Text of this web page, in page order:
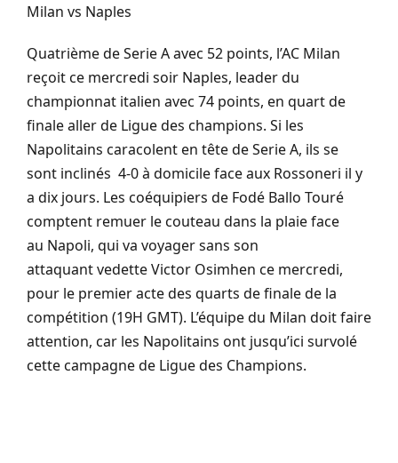
Milan vs Naples
Quatrième deSerieA avec 52 points, l’AC Milan
reçoit ce mercredi soir Naples, leader du
championnat italien avec 74 points, en quart de
finale aller de Ligue des champions. Si les
Napolitains caracolent en tête deSerieA, ils se
sont inclinés 4-0à domicile face aux Rossoneri il y
a dix jours. Les coéquipiers de Fodé Ballo Touré
comptent remuer le couteau dans la plaie face
au Napoli, qui va voyager sans son
attaquantvedette Victor Osimhen ce mercredi,
pour le premier acte des quarts de finale de la
compétition (19H GMT). L’équipe du Milan doit faire
attention, car les Napolitains ont jusqu’ici survolé
cette campagne de Ligue des Champions.